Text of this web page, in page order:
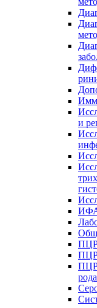
и